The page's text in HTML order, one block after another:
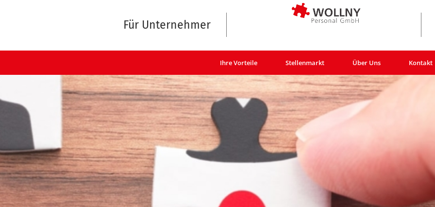
Für Unternehmer
Ihre Vorteile Stellenmarkt Über Uns Kontakt